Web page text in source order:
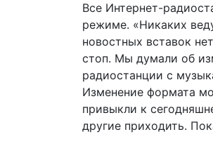
Все Интернет-
режиме. «Никаких
новостных вставок
стоп. Мы думали об
радиостанции с
Изменение формата
привыкли к
другие приходить.